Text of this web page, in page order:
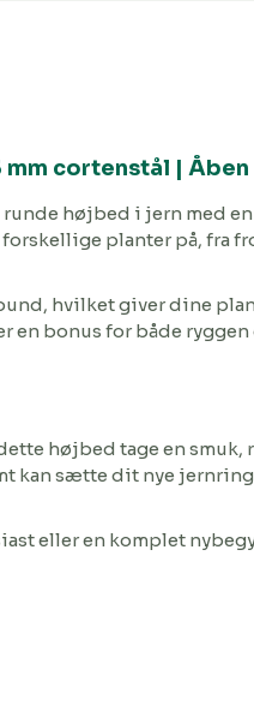
cortenstål | Åben
højbed i jern med
planter på, fra
hvilket giver dine
en bonus for både
højbed tage en
kan sætte dit nye jernring
eller en komplet